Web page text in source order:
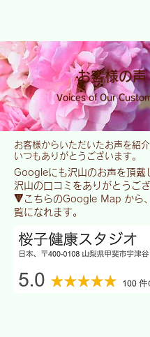
​お客様の声
Voices of Our
お客様からいただいたお声を紹介
いつもありがとうございます。
​Googleにも沢山のお声を頂戴
沢山の口コミをありがとうござ
🔻こちらのGoogle Map から
覧になれます。​